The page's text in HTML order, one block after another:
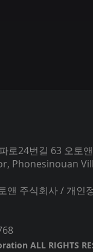
로24번길 63 오토
Phonesinouan
앤 주식회사 / 개
ALL RIGHTS